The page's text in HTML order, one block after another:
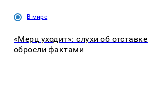
В мире
«Мерц уходит»: слухи об
обросли фактами